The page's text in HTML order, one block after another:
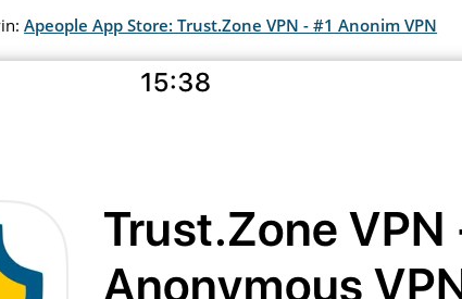
Apeople App Store: Trust.Zone VPN - #1 Anonim VPN